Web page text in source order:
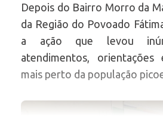
Depois do Bairro Morro da
da Região do Povoado
a ação que levou
atendimentos, orientações
mais perto da população